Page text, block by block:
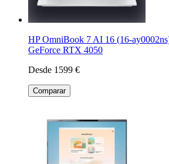
HP OmniBook 7 AI 16 (16-
GeForce RTX 4050
Desde 1599 €
Comparar